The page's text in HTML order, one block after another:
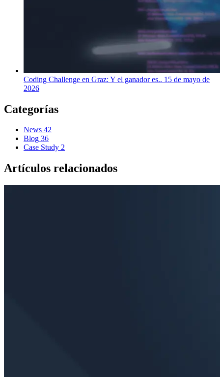
Coding Challenge en Graz: Y el ganador es.. 15 de mayo de
2026
Categorías
News 42
Blog 36
Case Study 2
Artículos relacionados